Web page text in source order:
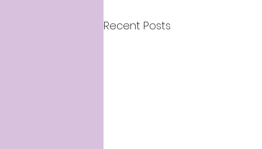
Recent Posts